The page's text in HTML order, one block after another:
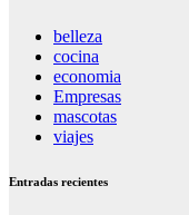
belleza
cocina
economia
Empresas
mascotas
viajes
Entradas recientes